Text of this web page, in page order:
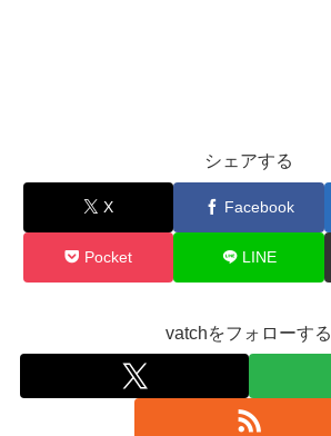
シェアする
X Facebook
Pocket LINE
vatchをフォローする